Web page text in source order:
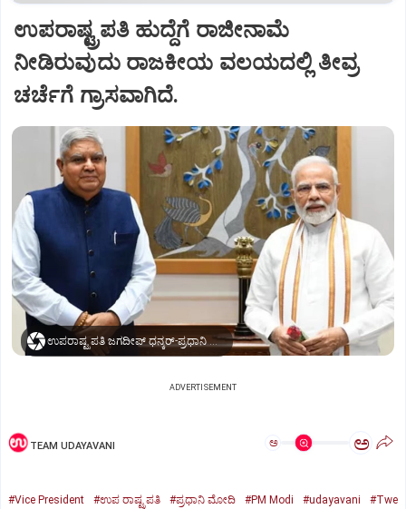
ಉಪರಾಷ್ಟ್ರಪತಿ ಹುದ್ದೆಗೆ ರಾಜೀನಾಮೆ
ನೀಡಿರುವುದು ರಾಜಕೀಯ ವಲಯದಲ್ಲಿ ತೀವ್ರ
ಚರ್ಚೆಗೆ ಗ್ರಾಸವಾಗಿದೆ.
ಉಪರಾಷ್ಟ್ರಪತಿ ಜಗದೀಪ್‌ ಧನ್ಕರ್-ಪ್ರಧಾನಿ ಮೋದಿ
ADVERTISEMENT
TEAM UDAYAVANI ಅ ಅ
#Vice President #ಉಪ ರಾಷ್ಟ್ರಪತಿ #ಪ್ರಧಾನಿ ಮೋದಿ #PM Modi #udayavani
#Twe